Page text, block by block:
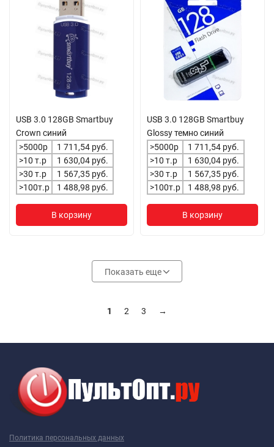
USB 3.0 128GB Smartbuy
Crown синий
>5000р
1 711,54 руб.
>10 т.р
1 630,04 руб.
>30 т.р
1 567,35 руб.
>100т.р
1 488,98 руб.
В корзину
USB 3.0 128GB Smartbuy
Glossy темно синий
>5000р
1 711,54 руб.
>10 т.р
1 630,04 руб.
>30 т.р
1 567,35 руб.
>100т.р
1 488,98 руб.
В корзину
Показать еще
1 2 3 →
Политика персональных данных